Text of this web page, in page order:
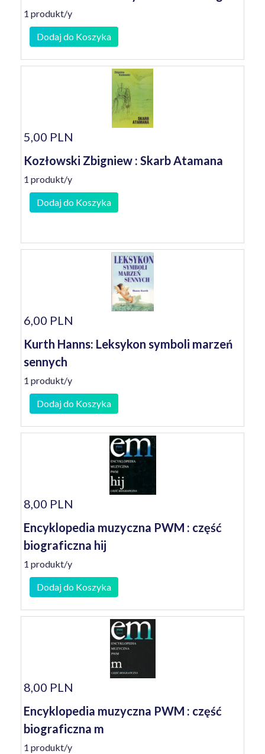
1 produkt/y
Dodaj do Koszyka
5,00 PLN
Kozłowski Zbigniew : Skarb Atamana
1 produkt/y
Dodaj do Koszyka
6,00 PLN
Kurth Hanns: Leksykon symboli marzeń
sennych
1 produkt/y
Dodaj do Koszyka
8,00 PLN
Encyklopedia muzyczna PWM : część
biograficzna hij
1 produkt/y
Dodaj do Koszyka
8,00 PLN
Encyklopedia muzyczna PWM : część
biograficzna m
1 produkt/y